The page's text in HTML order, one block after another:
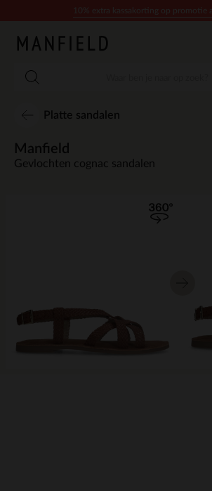
Platte sandalen
Manfield
Gevlochten cognac sandalen